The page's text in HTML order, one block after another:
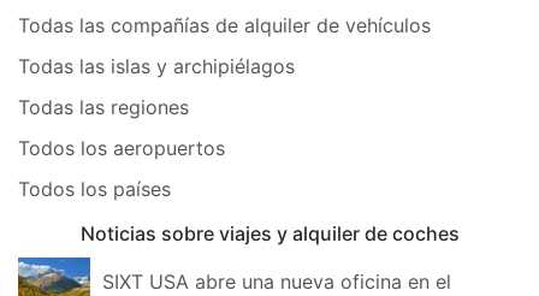
Todas las compañías de alquiler de vehículos
Todas las islas y archipiélagos
Todas las regiones
Todos los aeropuertos
Todos los países
Noticias sobre viajes y alquiler de coches
SIXT USA abre una nueva oficina en el